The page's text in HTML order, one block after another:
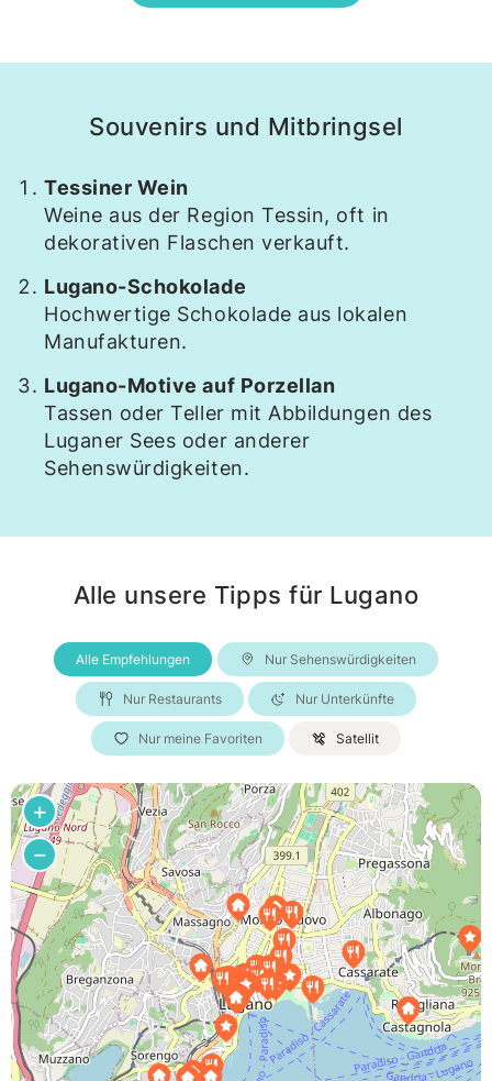
Souvenirs und Mitbringsel
Tessiner Wein
Weine aus der Region Tessin, oft in
dekorativen Flaschen verkauft.
Lugano-Schokolade
Hochwertige Schokolade aus lokalen
Manufakturen.
Lugano-Motive auf Porzellan
Tassen oder Teller mit Abbildungen des
Luganer Sees oder anderer
Sehenswürdigkeiten.
Alle unsere Tipps für Lugano
Alle Empfehlungen Nur Sehenswürdigkeiten
Nur Restaurants Nur Unterkünfte
Nur meine Favoriten Satellit
+
−